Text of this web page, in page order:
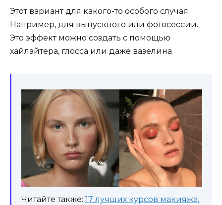
Этот вариант для какого-то особого случая.
Например, для выпускного или фотосессии.
Это эффект можно создать с помощью
хайлайтера, глосса или даже вазелина
Читайте также: 17 лучших курсов макияжа,